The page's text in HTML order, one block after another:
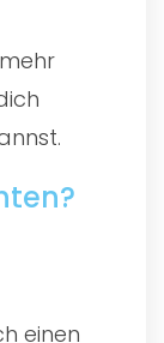
einen